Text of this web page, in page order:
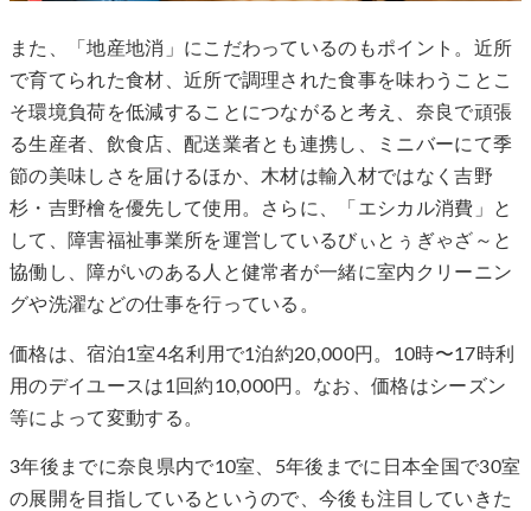
また、「地産地消」にこだわっているのもポイント。近所
で育てられた食材、近所で調理された食事を味わうことこ
そ環境負荷を低減することにつながると考え、奈良で頑張
る生産者、飲食店、配送業者とも連携し、ミニバーにて季
節の美味しさを届けるほか、木材は輸入材ではなく吉野
杉・吉野檜を優先して使用。さらに、「エシカル消費」と
して、障害福祉事業所を運営しているびぃとぅぎゃざ～と
協働し、障がいのある人と健常者が一緒に室内クリーニン
グや洗濯などの仕事を行っている。
価格は、宿泊1室4名利用で1泊約20,000円。10時〜17時利
用のデイユースは1回約10,000円。なお、価格はシーズン
等によって変動する。
3年後までに奈良県内で10室、5年後までに日本全国で30室
の展開を目指しているというので、今後も注目していきた